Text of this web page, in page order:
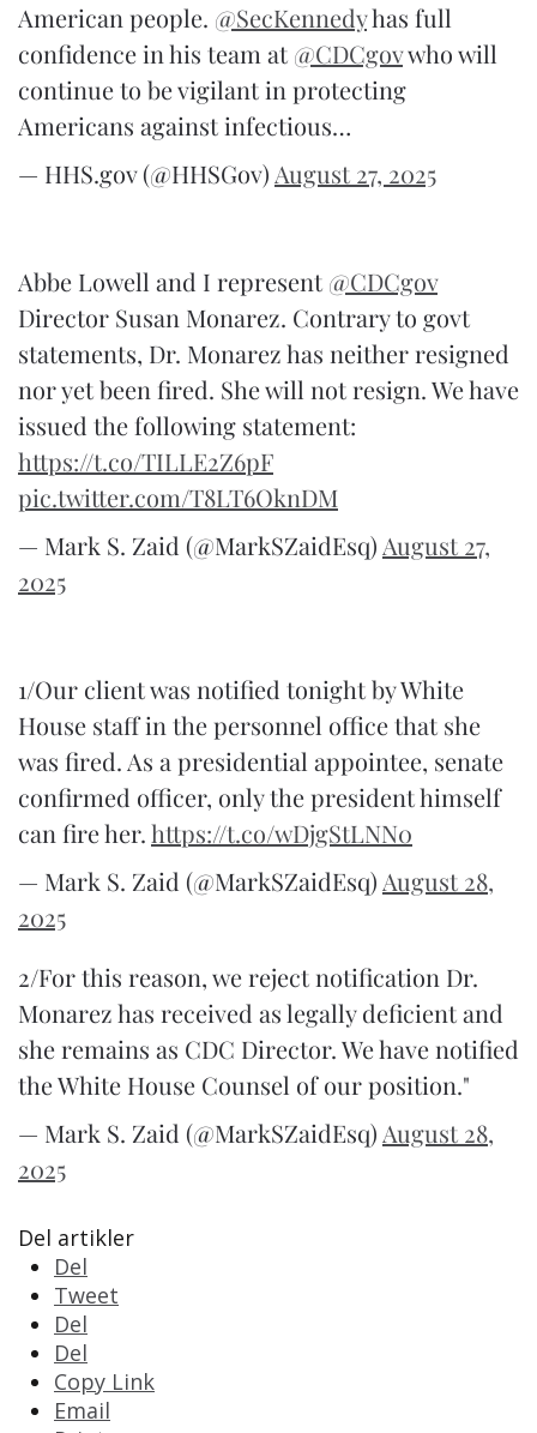
American people. @SecKennedyhas full
confidence in his team at @CDCgovwho will
continue to be vigilant in protecting
Americans against infectious…
— HHS.gov (@HHSGov) August 27, 2025
Abbe Lowell and I represent @CDCgov
Director Susan Monarez. Contrary to govt
statements, Dr. Monarez has neither resigned
nor yet been fired. She will not resign. We have
issued the following statement:
https://t.co/TILLE2Z6pF
pic.twitter.com/T8LT6OknDM
— Mark S. Zaid (@MarkSZaidEsq) August 27,
2025
1/Our client was notified tonight by White
House staff in the personnel office that she
was fired. As a presidential appointee, senate
confirmed officer, only the president himself
can fire her.https://t.co/wDjgStLNN0
— Mark S. Zaid (@MarkSZaidEsq) August 28,
2025
2/For this reason, we reject notification Dr.
Monarez has received as legally deficient and
she remains as CDC Director. We have notified
the White House Counsel of our position."
— Mark S. Zaid (@MarkSZaidEsq) August 28,
2025
Del artikler
Del
Tweet
Del
Del
Copy Link
Email